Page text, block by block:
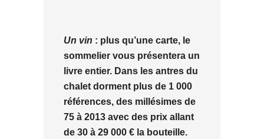
Un vin : plus qu’une carte, le
sommelier vous présentera un
livre entier. Dans les antres du
chalet dorment plus de 1 000
références, des millésimes de
75 à 2013 avec des prix allant
de 30 à 29 000 € la bouteille.